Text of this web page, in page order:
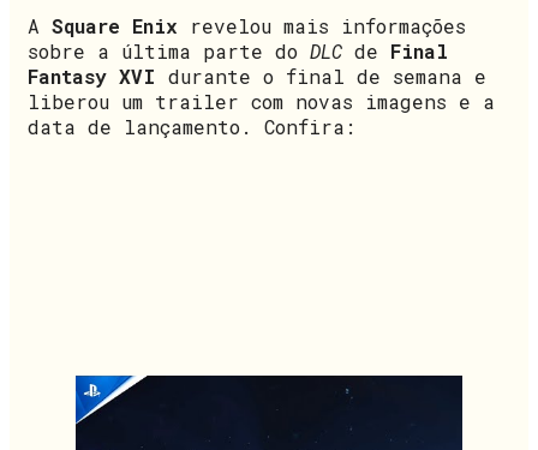
A Square Enix revelou mais informações
sobre a última parte do DLC de Final
Fantasy XVI durante o final de semana e
liberou um trailer com novas imagens e a
data de lançamento. Confira: